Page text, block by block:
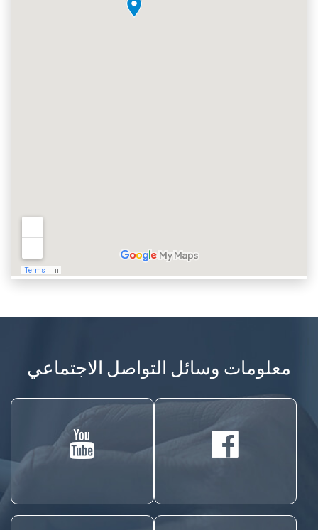
معلومات وسائل التواصل الاجتماعي